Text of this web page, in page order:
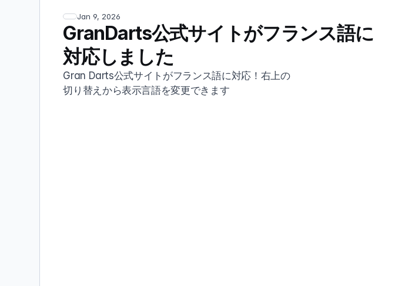
Jan 9, 2026
GranDarts公式サイトがフランス語に
対応しました
Gran Darts公式サイトがフランス語に対応！右上の
切り替えから表示言語を変更できます